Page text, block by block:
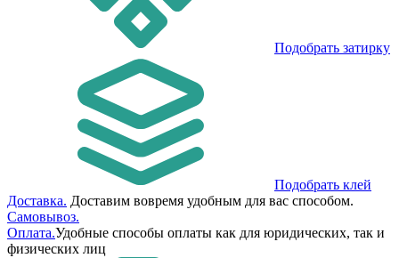
Подобрать затирку
Подобрать клей
Доставка. Доставим вовремя удобным для вас способом.
Самовывоз.
Оплата.Удобные способы оплаты как для юридических, так и
физических лиц